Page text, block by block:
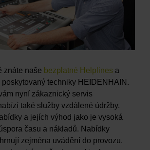
znáte naše bezplatné Helplines a
poskytovaný techniky HEIDENHAIN.
nyní zákaznický servis
také služby vzdálené údržby.
a jejích výhod jako je vysoká
času a nákladů. Nabídky
zejména uvádění do provozu,